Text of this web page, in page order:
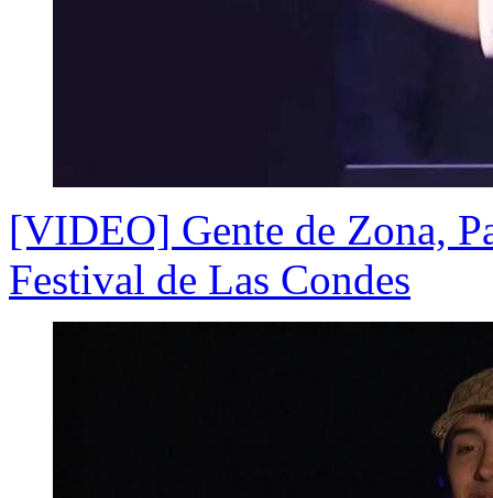
[VIDEO] Gente de Zona,
Festival de Las Condes